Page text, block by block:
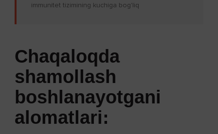
immunitet tizimining kuchiga bog'liq
Chaqaloqda
shamollash
boshlanayotgani
alomatlari: